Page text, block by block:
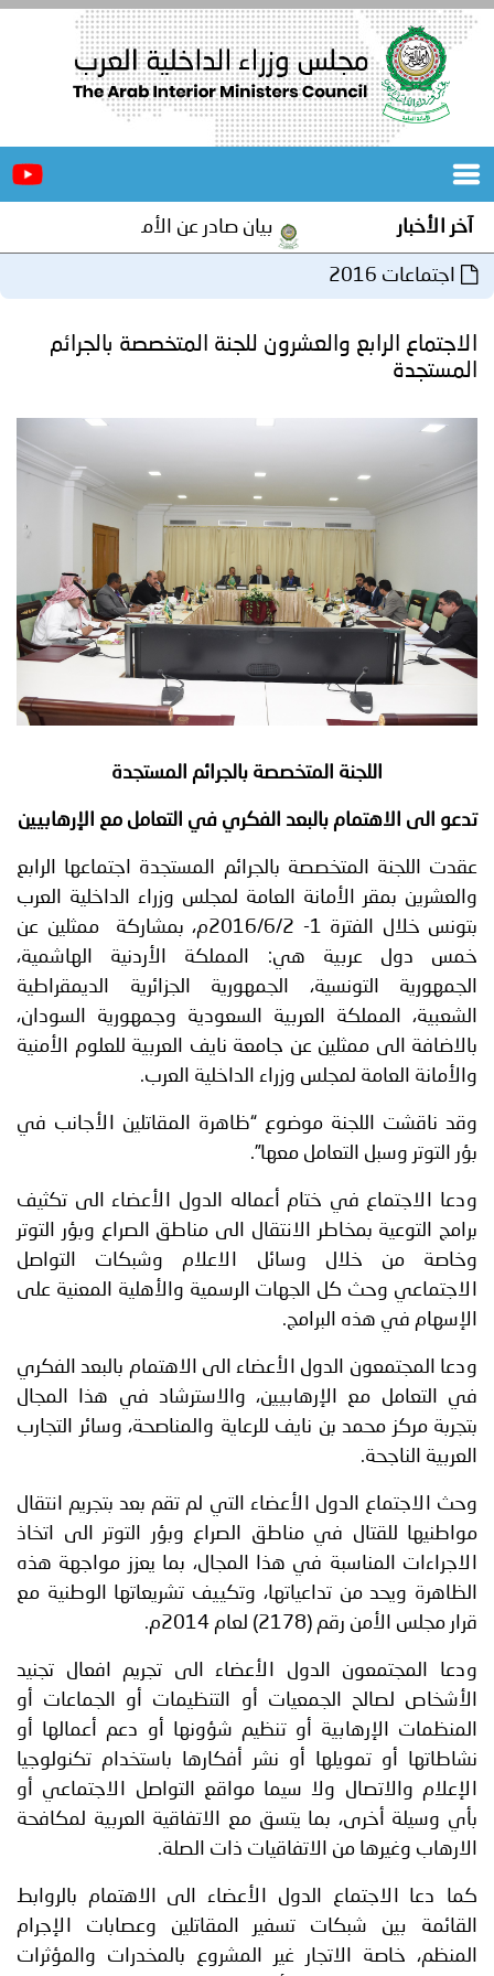
الرئيسية
المجلس
مؤتمرات
إنجازات
توعوية
الخدمات
الإلكترونية
وفيديو
مجلة
أصداء
الأمانة
إعلانات
من
آخر الأخبار بيان صادر عن الأمانة العامة لمجلس
اجتماعات 2016
الاجتماع الرابع والعشرون للجنة المتخصصة بالجرائم
المستجدة
اللجنة المتخصصة بالجرائم المستجدة
تدعو الى الاهتمام بالبعد الفكري في التعامل مع الإرهابيين
عقدت اللجنة المتخصصة بالجرائم المستجدة اجتماعها الرابع
والعشرين بمقر الأمانة العامة لمجلس وزراء الداخلية العرب
بتونس خلال الفترة 1- 2016/6/2م،
بمشاركة ممثلين عن
خمس دول عربية هي: المملكة الأردنية الهاشمية،
الجمهورية التونسية، الجمهورية الجزائرية الديمقراطية
الشعبية، المملكة العربية السعودية وجمهورية السودان،
بالاضافة الى ممثلين عن جامعة نايف العربية للعلوم الأمنية
والأمانة العامة لمجلس وزراء الداخلية العرب.
وقد ناقشت اللجنة موضوع “ظاهرة المقاتلين الأجانب في
بؤر التوتر وسبل التعامل معها”.
ودعا الاجتماع في ختام أعماله الدول الأعضاء الى تكثيف
برامج التوعية بمخاطر الانتقال الى مناطق الصراع وبؤر التوتر
وخاصة من خلال وسائل الاعلام وشبكات التواصل
الاجتماعي وحث كل الجهات الرسمية والأهلية المعنية على
الإسهام في هذه البرامج.
ودعا المجتمعون الدول الأعضاء الى الاهتمام بالبعد الفكري
في التعامل مع الإرهابيين، والاسترشاد في هذا المجال
بتجربة مركز محمد بن نايف للرعاية والمناصحة، وسائر التجارب
العربية الناجحة.
وحث الاجتماع الدول الأعضاء التي لم تقم بعد بتجريم انتقال
مواطنيها للقتال في مناطق الصراع وبؤر التوتر الى اتخاذ
الاجراءات المناسبة في هذا المجال، بما يعزز مواجهة هذه
الظاهرة ويحد من تداعياتها، وتكييف تشريعاتها الوطنية مع
قرار مجلس الأمن رقم (2178) لعام 2014م.
ودعا المجتمعون الدول الأعضاء الى تجريم افعال تجنيد
الأشخاص لصالح الجمعيات أو التنظيمات أو الجماعات أو
المنظمات الإرهابية أو تنظيم شؤونها أو دعم أعمالها أو
نشاطاتها أو تمويلها أو نشر أفكارها باستخدام تكنولوجيا
الإعلام والاتصال ولا سيما مواقع التواصل الاجتماعي أو
بأي وسيلة أخرى، بما يتسق مع الاتفاقية العربية لمكافحة
الارهاب وغيرها من الاتفاقيات ذات الصلة.
كما دعا الاجتماع الدول الأعضاء الى الاهتمام بالروابط
القائمة بين شبكات تسفير المقاتلين وعصابات الإجرام
المنظم، خاصة الاتجار غير المشروع بالمخدرات والمؤثرات